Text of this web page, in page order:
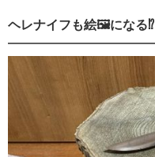
ヘレナイフも絵🖼️になる⁉︎